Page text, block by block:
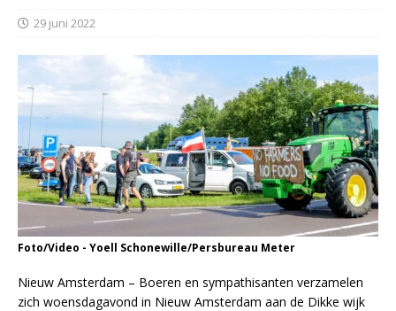
29 juni 2022
Foto/Video - Yoell Schonewille/Persbureau Meter
Nieuw Amsterdam – Boeren en sympathisanten verzamelen
zich woensdagavond in Nieuw Amsterdam aan de Dikke wijk